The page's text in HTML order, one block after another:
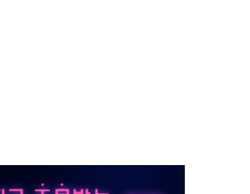
청래 44.40%
송영길 6.92%
되길"